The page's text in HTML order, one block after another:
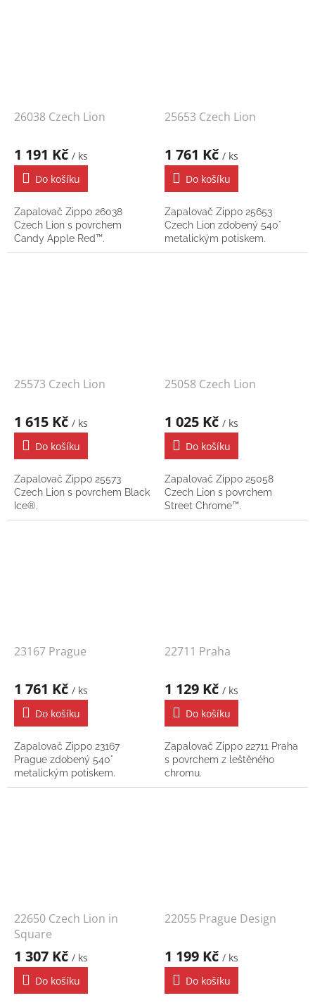
26038 Czech Lion
1 191 Kč / ks
Do košíku
Zapalovač Zippo 26038
Czech Lion s povrchem
Candy Apple Red™.
25653 Czech Lion
1 761 Kč / ks
Do košíku
Zapalovač Zippo 25653
Czech Lion zdobený 540°
metalickým potiskem.
25573 Czech Lion
1 615 Kč / ks
Do košíku
Zapalovač Zippo 25573
Czech Lion s povrchem Black
Ice®.
25058 Czech Lion
1 025 Kč / ks
Do košíku
Zapalovač Zippo 25058
Czech Lion s povrchem
Street Chrome™.
23167 Prague
1 761 Kč / ks
Do košíku
Zapalovač Zippo 23167
Prague zdobený 540°
metalickým potiskem.
22711 Praha
1 129 Kč / ks
Do košíku
Zapalovač Zippo 22711 Praha
s povrchem z leštěného
chromu.
22650 Czech Lion in
Square
1 307 Kč / ks
Do košíku
22055 Prague Design
1 199 Kč / ks
Do košíku